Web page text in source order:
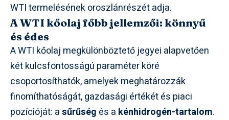
WTI termelésének oroszlánrészét adja.
A WTI kőolaj főbb jellemzői: könnyű
és édes
A WTI kőolaj megkülönböztető jegyei alapvetően
két kulcsfontosságú paraméter köré
csoportosíthatók, amelyek meghatározzák
finomíthatóságát, gazdasági értékét és piaci
pozícióját: asűrűség és a kénhidrogén-tartalom.